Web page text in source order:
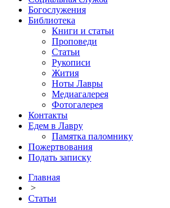
Богослужения
Библиотека
Книги и статьи
Проповеди
Статьи
Рукописи
Жития
Ноты Лавры
Медиагалерея
Фотогалерея
Контакты
Едем в Лавру
Памятка паломнику
Пожертвования
Подать записку
Главная
>
Статьи